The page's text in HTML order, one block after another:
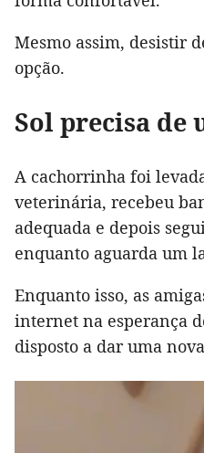
Mesmo assim, desistir
opção.
Sol precisa de
A cachorrinha foi
veterinária, recebeu
adequada e depois
enquanto aguarda um
Enquanto isso, as
internet na esperança
disposto a dar uma